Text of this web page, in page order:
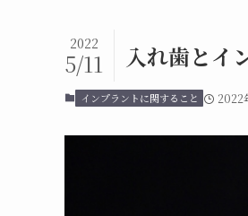
入れ歯とイ
2022
5/11
インプラントに関すること 2022